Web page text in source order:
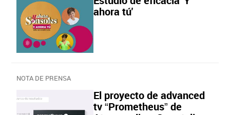
ahora tú'
NOTA DE PRENSA
El proyecto de advanced
tv “Prometheus” de